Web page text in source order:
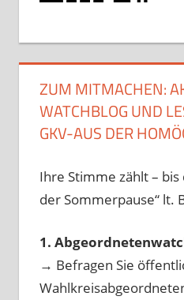
ZUM MITMACHEN:
WATCHBLOG UND
GKV-AUS DER
Ihre Stimme zählt –
der Sommerpause“ lt.
1.
→ Befragen Sie